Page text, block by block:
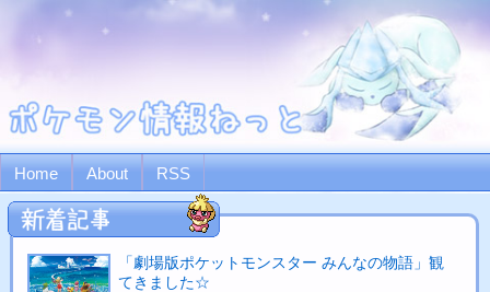
Home About RSS
「劇場版ポケットモンスター みんなの物語」観
てきました☆